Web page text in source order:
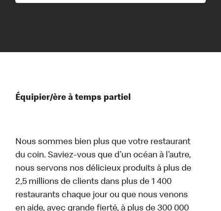
Équipier/ère à temps partiel
Nous sommes bien plus que votre restaurant
du coin. Saviez-vous que d’un océan à l’autre,
nous servons nos délicieux produits à plus de
2,5 millions de clients dans plus de 1 400
restaurants chaque jour ou que nous venons
en aide, avec grande fierté, à plus de 300 000